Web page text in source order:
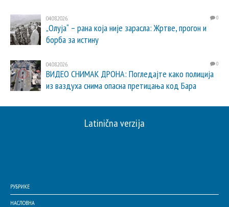
04.08.2026. 0
„Олуја“ – рана која није зарасла: Жртве, прогон и
борба за истину
04.08.2026. 0
ВИДЕО СНИМАК ДРОНА: Погледајте како полиција
из ваздуха снима опасна претицања код Бара
Latinična verzija
РУБРИКЕ
НАСЛОВНА